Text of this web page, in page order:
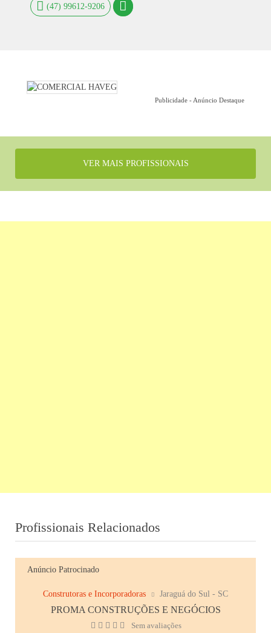
(47) 99612-9206
Publicidade - Anúncio Destaque
VER MAIS PROFISSIONAIS
Profissionais Relacionados
Anúncio Patrocinado
Construtoras e Incorporadoras Jaraguá do Sul - SC
PROMA CONSTRUÇÕES E NEGÓCIOS
Sem avaliações